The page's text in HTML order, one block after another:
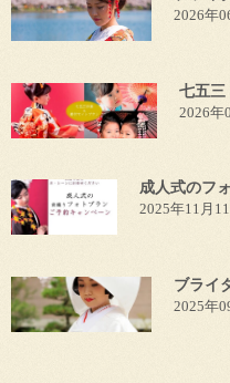
2026年
七五三
2026年
成人式のフ
2025年11月11
ブライ
2025年